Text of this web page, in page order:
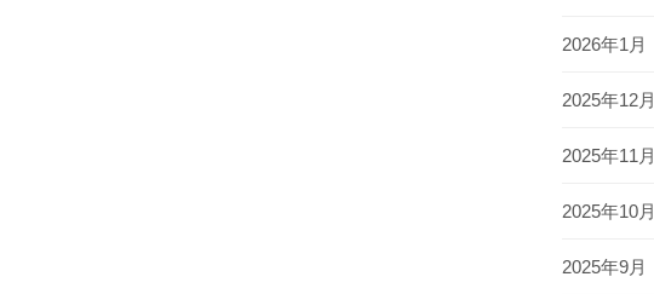
2026年1月
2025年12月
2025年11月
2025年10月
2025年9月